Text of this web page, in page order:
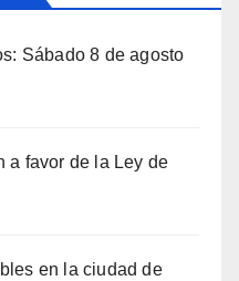
Sábado 8 de agosto
a favor de la Ley de
en la ciudad de